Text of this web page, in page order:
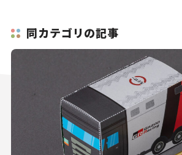
同カテゴリの記事